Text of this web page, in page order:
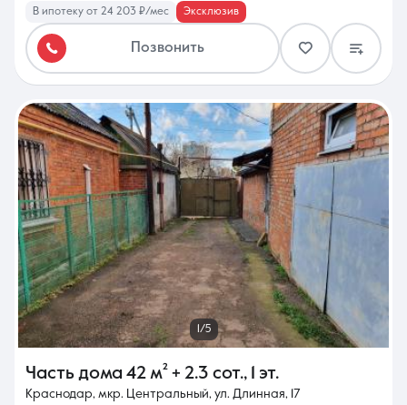
В ипотеку от 24 203 ₽/мес Эксклюзив
Позвонить
1/5
Часть дома 42 м² + 2.3 сот., 1 эт.
Краснодар, мкр. Центральный, ул. Длинная, 17